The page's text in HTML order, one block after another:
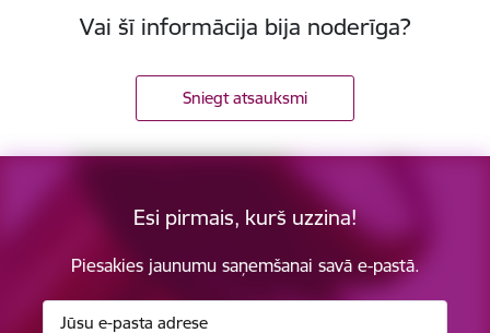
Vai šī informācija bija noderīga?
Sniegt atsauksmi
Esi pirmais, kurš uzzina!
Piesakies jaunumu saņemšanai savā e-pastā.